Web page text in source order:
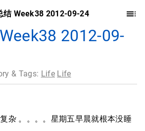
结 Week38 2012-09-24
2012-09-
& Tags: Life Life
杂 。。。。星期五早晨就根本没睡